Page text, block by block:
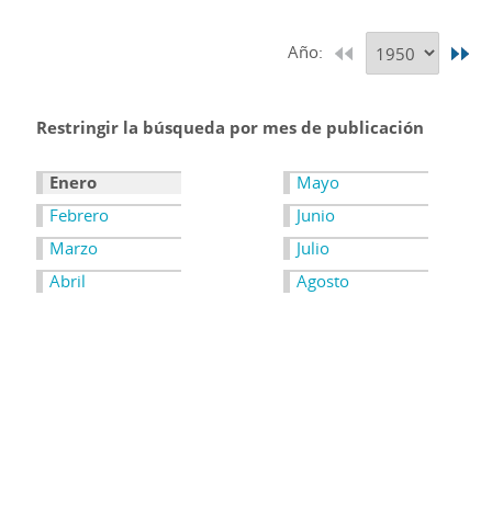
Año:
Restringir la búsqueda por mes de publicación
Enero
Febrero
Marzo
Abril
Mayo
Junio
Julio
Agosto